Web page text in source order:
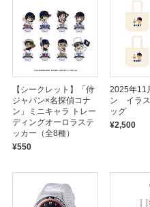
【シークレット】「侍
ジャパン×名探偵コナ
ン」ミニキャラ トレー
ディングオーロラステ
ッカー（全8種）
¥550
2025年11
ン イラス
ッグ
¥2,500